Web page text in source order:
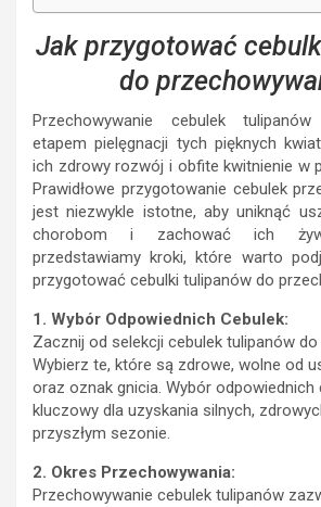
Jak przygotować
do
Przechowywanie cebulek
etapem pielęgnacji tych pięknych
ich zdrowy rozwój i obfite kwitnienie w
Prawidłowe przygotowanie cebulek
jest niezwykle istotne, aby uniknąć
chorobom i zachować ich
przedstawiamy kroki, które warto
przygotować cebulki tulipanów do
1. Wybór Odpowiednich Cebulek:
Zacznij od selekcji cebulek tulipanów
Wybierz te, które są zdrowe, wolne od
oraz oznak gnicia. Wybór odpowiednich
kluczowy dla uzyskania silnych,
przyszłym sezonie.
2. Okres Przechowywania:
Przechowywanie cebulek tulipanów